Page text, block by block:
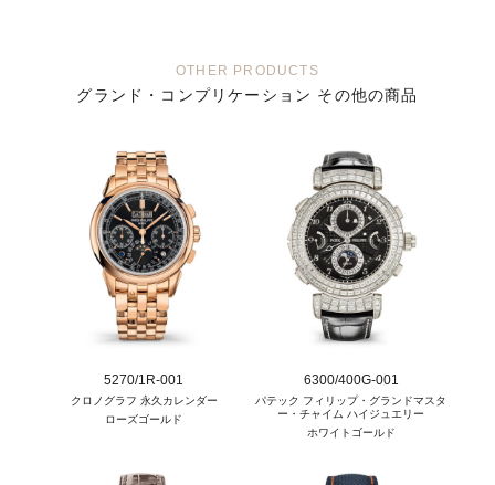
OTHER PRODUCTS
グランド・コンプリケーション その他の商品
5270/1R-001
クロノグラフ 永久カレンダー
ローズゴールド
6300/400G-001
パテック フィリップ・グランドマスタ
ー・チャイム ハイジュエリー
ホワイトゴールド